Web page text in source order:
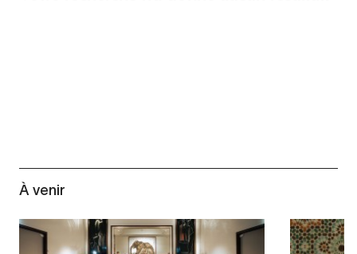
À venir